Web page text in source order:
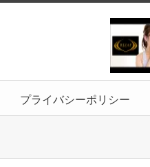
プライバシーポリシー